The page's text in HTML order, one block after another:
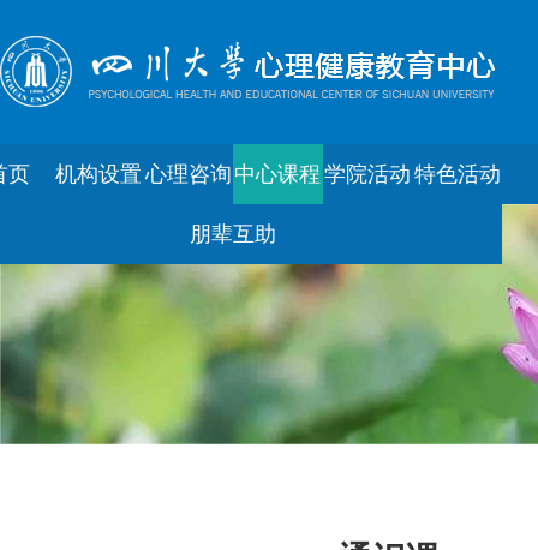
页 机构设置心理咨询中心课程学院活动特色活动
朋辈互助